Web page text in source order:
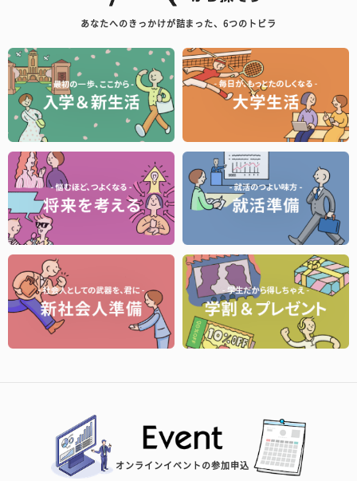
あなたへのきっかけが詰まった、6つのトビラ
オンラインイベントの参加申込